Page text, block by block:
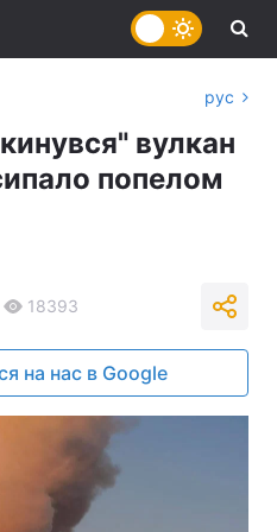
рус
вулкан
попелом
18393
на нас в Google